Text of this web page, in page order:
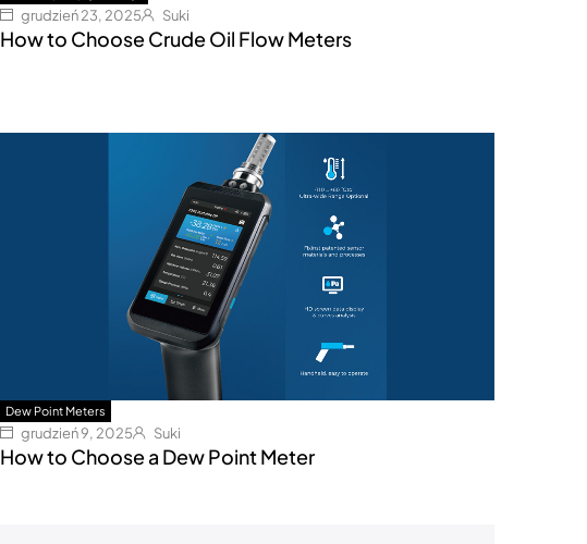
grudzień 23, 2025 Suki
How to Choose Crude Oil Flow Meters
Dew Point Meters
grudzień 9, 2025 Suki
How to Choose a Dew Point Meter